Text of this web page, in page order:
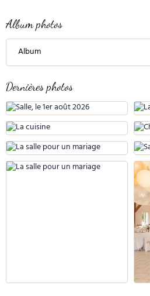
Album photos
Album
Dernières photos